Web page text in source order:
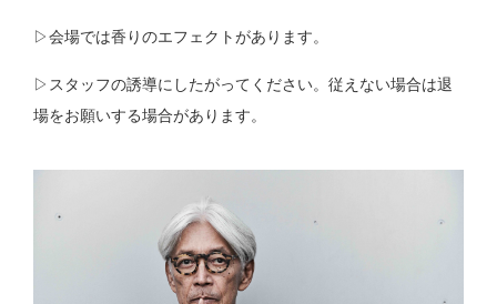
▷会場では香りのエフェクトがあります。
▷スタッフの誘導にしたがってください。従えない場合は退
場をお願いする場合があります。